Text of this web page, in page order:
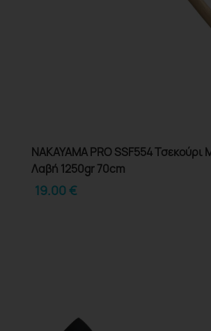
NAKAYAMA PRO SSF554 Τσεκούρι
Λαβή 1250gr 70cm
19.00€